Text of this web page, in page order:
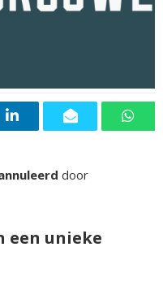
door
een unieke